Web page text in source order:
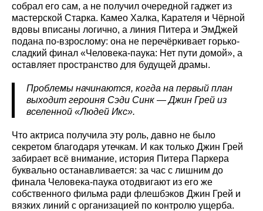
собрал его сам, а не получил очередной гаджет из
мастерской Старка. Камео Халка, Карателя и Чёрной
вдовы вписаны логично, а линия Питера и ЭмДжей
подана по-взрослому: она не перечёркивает горько-
сладкий финал «Человека-паука: Нет пути домой», а
оставляет пространство для будущей драмы.
Проблемы начинаются, когда на первый план
выходит героиня Сэди Синк — Джин Грей из
вселенной «Людей Икс».
Что актриса получила эту роль, давно не было
секретом благодаря утечкам. И как только Джин Грей
забирает всё внимание, история Питера Паркера
буквально останавливается: за час с лишним до
финала Человека-паука отодвигают из его же
собственного фильма ради флешбэков Джин Грей и
вязких линий с организацией по контролю ущерба.